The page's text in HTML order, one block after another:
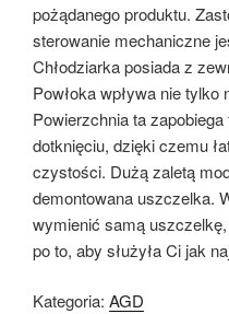
pożądanego produktu.
sterowanie mechaniczne
Chłodziarka posiada z
Powłoka wpływa nie
Powierzchnia ta
dotknięciu, dzięki czemu
czystości. Dużą zaletą
demontowana uszczelka.
wymienić samą
po to, aby służyła Ci jak
Kategoria: AGD